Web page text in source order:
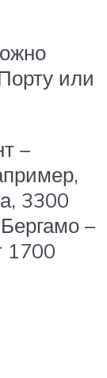
или
–
3300
–
1700